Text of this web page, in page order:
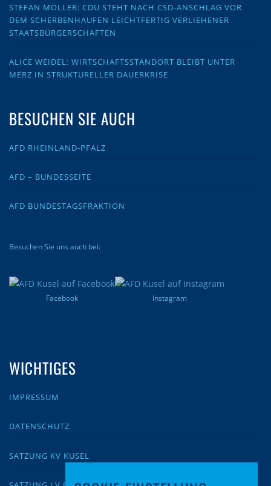
STEFAN MÖLLER: CDU STEHT NACH CSD-ANSCHLAG VOR
DEM SCHERBENHAUFEN LEICHTFERTIG VERLIEHENER
STAATSBÜRGERSCHAFTEN
ALICE WEIDEL: WIRTSCHAFTSSTANDORT BLEIBT UNTER
MERZ IN STRUKTURELLER DAUERKRISE
BESUCHEN SIE AUCH
AFD RHEINLAND-PFALZ
AFD – BUNDESSEITE
AFD BUNDESTAGSFRAKTION
Besuchen Sie uns auch bei:
Facebook Instagram
WICHTIGES
IMPRESSUM
DATENSCHUTZ
SATZUNG KV KUSEL